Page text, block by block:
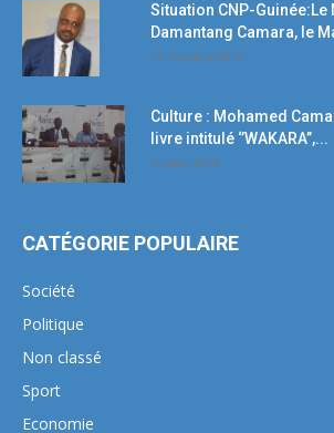
Situation CNP-Guinée:Le
Damantang Camara, le
11 octobre 2017
Culture : Mohamed
livre intitulé ‘’WAKARA’’,...
5 mars 2018
CATÉGORIE POPULAIRE
Société
Politique
Non classé
Sport
Economie